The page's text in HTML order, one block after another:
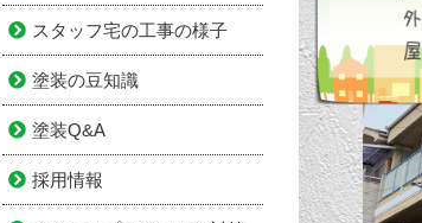
スタッフ宅の工事の様子
塗装の豆知識
塗装Q&A
採用情報